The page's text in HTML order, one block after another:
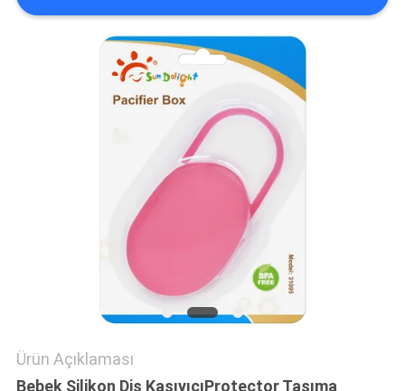
SHOPPING
Ürün Açıklaması
Bebek Silikon Diş KaşıyıcıProtector Taşıma